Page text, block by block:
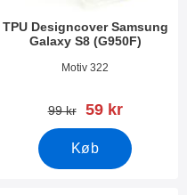
TPU Designcover Samsung
Galaxy S8 (G950F)
Varenr 21480Motiv 322
pris
99 kr pris
59 kr
Køb